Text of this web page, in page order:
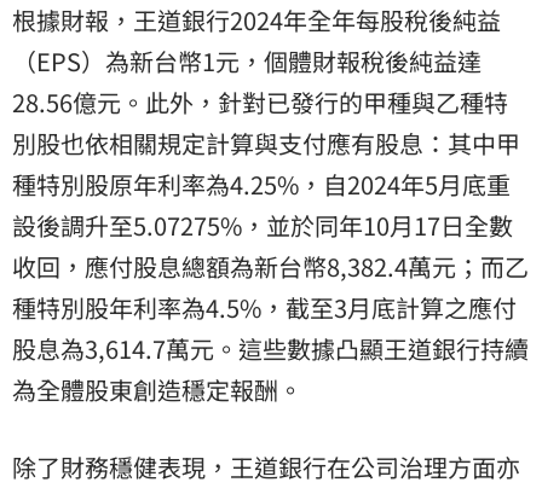
根據財報，王道銀行2024年全年每股稅後純益
（EPS）為新台幣1元，個體財報稅後純益達
28.56億元。此外，針對已發行的甲種與乙種特
別股也依相關規定計算與支付應有股息：其中甲
種特別股原年利率為4.25%，自2024年5月底重
設後調升至5.07275%，並於同年10月17日全數
收回，應付股息總額為新台幣8,382.4萬元；而乙
種特別股年利率為4.5%，截至3月底計算之應付
股息為3,614.7萬元。這些數據凸顯王道銀行持續
為全體股東創造穩定報酬。
除了財務穩健表現，王道銀行在公司治理方面亦